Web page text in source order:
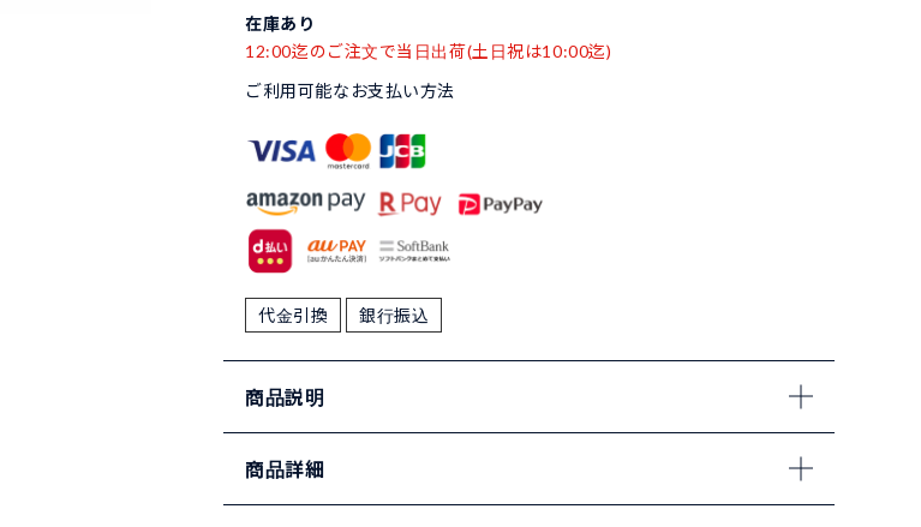
在庫あり
12:00迄のご注文で当日出荷(土日祝は10:00迄)
ご利用可能なお支払い方法
代金引換 銀行振込
商品説明
商品詳細